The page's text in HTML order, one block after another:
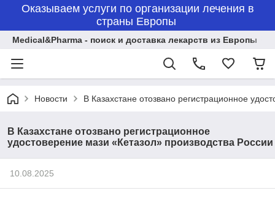
Оказываем услуги по организации лечения в
страны Европы
Medical&Pharma - поиск и доставка лекарств из Европы
Новости В Казахстане отозвано регистрационное
В Казахстане отозвано регистрационное
удостоверение мази «Кетазол» производства России
10.08.2025